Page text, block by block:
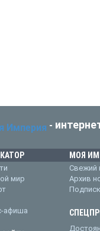
-
мир
афиша
МОЯ
Свежий
Архив